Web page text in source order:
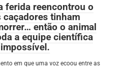
ferida reencontrou o
caçadores tinham
então o animal
a equipe científica
em que uma voz ecoou entre as